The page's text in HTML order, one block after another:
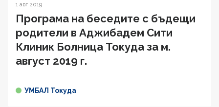
1 авг 2019
Програма на беседите с бъдещи
родители в Аджибадем Сити
Клиник Болница Токуда за м.
август 2019 г.
УМБАЛ Токуда